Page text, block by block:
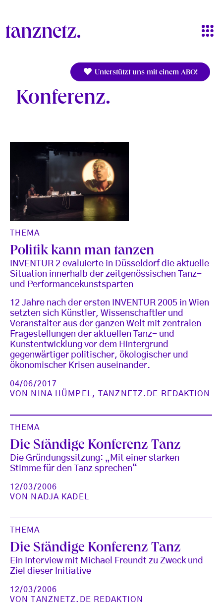
Unterstützt uns mit einem ABO!
Konferenz
THEMA
Politik kann man tanzen
INVENTUR 2 evaluierte in Düsseldorf die aktuelle
Situation innerhalb der zeitgenössischen Tanz-
und Performancekunstsparten
12 Jahre nach der ersten INVENTUR 2005 in Wien
setzten sich Künstler, Wissenschaftler und
Veranstalter aus der ganzen Welt mit zentralen
Fragestellungen der aktuellen Tanz- und
Kunstentwicklung vor dem Hintergrund
gegenwärtiger politischer, ökologischer und
ökonomischer Krisen auseinander.
04/06/2017
VON
NINA HÜMPEL , TANZNETZ.DE REDAKTION
THEMA
Die Ständige Konferenz Tanz
Die Gründungssitzung: „Mit einer starken
Stimme für den Tanz sprechen“
12/03/2006
VON
NADJA KADEL
THEMA
Die Ständige Konferenz Tanz
Ein Interview mit Michael Freundt zu Zweck und
Ziel dieser Initiative
12/03/2006
VON
TANZNETZ.DE REDAKTION